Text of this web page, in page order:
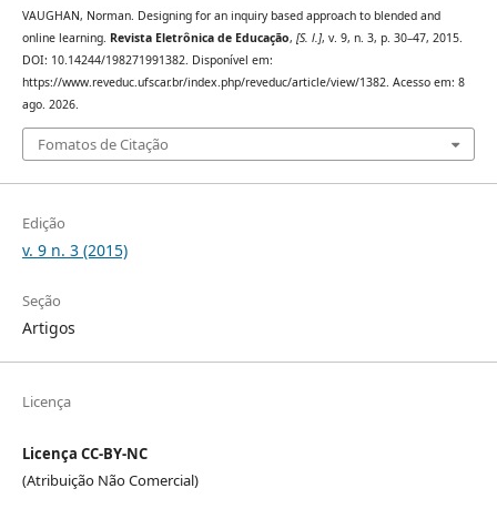
VAUGHAN, Norman. Designing for an inquiry based approach to blended and
online learning. Revista Eletrônica de Educação, [S. l.], v. 9, n. 3, p. 30–47, 2015.
DOI: 10.14244/198271991382. Disponível em:
https://www.reveduc.ufscar.br/index.php/reveduc/article/view/1382. Acesso em: 8
ago. 2026.
Fomatos de Citação
Edição
v. 9 n. 3 (2015)
Seção
Artigos
Licença
Licença CC-BY-NC
(Atribuição Não Comercial)